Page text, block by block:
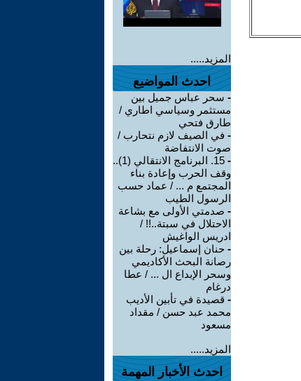
المزيد.....
احدث المواضيع
- سحر عباس جميل بين
مستثمر وسياسي اطاري /
طارق فتحي
- في الصيف لازم نتحارب /
صوت الانتفاضة
-
15. البرنامج الانتقالي (1)..
وقف الحرب وإعادة بناء
المجتمع م ... / عماد حسب
الرسول الطيب
- صدمتي الأولى مع بشاعة
الاحتلال في سبتة..!! /
ادريس الواغيش
- حنان إسماعيل: رحلة بين
رصانة البحث الأكاديمي
وسحر الإبداع ال ... / عطا
درغام
- قصيدة في تأبين الأديب
محمد عبد حسن / مقداد
مسعود
المزيد.....
احدث الأخبار المهمة